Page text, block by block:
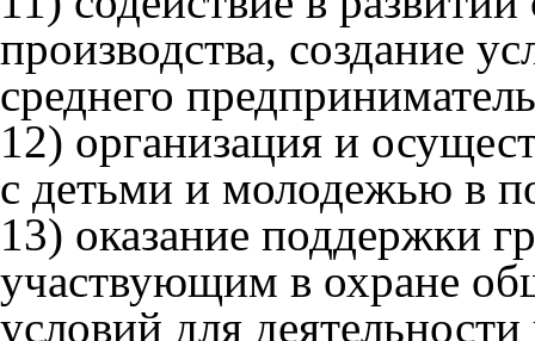
производства, создание
среднего
12) организация и
с детьми и молодежью в
13) оказание поддержки
участвующим в охране
условий для